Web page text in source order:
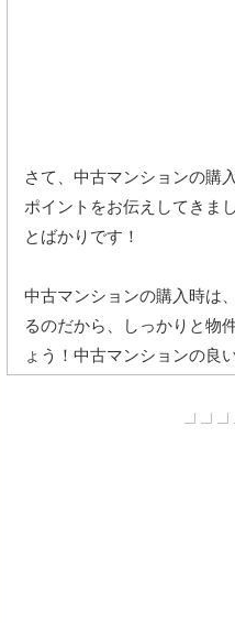
さて、中古マンションの購
ポイントをお伝えしてきま
とばかりです！
中古マンションの購入時は
るのだから、しっかりと物
ょう！中古マンションの良